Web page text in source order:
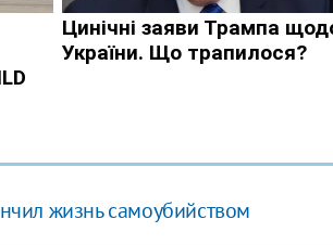
жизнь самоубийством